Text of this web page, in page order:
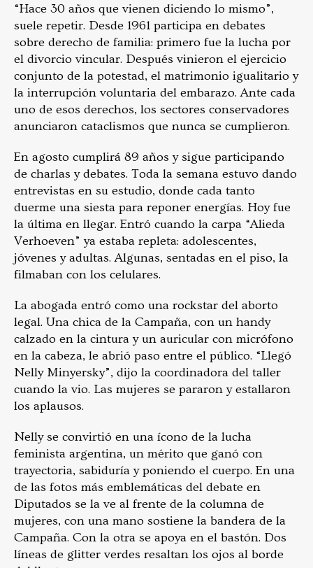
“Hace 30 años que vienen diciendo lo mismo”,
suele repetir. Desde 1961 participa en debates
sobre derecho de familia: primero fue la lucha por
el divorcio vincular. Después vinieron el ejercicio
conjunto de la potestad, el matrimonio igualitario y
la interrupción voluntaria del embarazo. Ante cada
uno de esos derechos, los sectores conservadores
anunciaron cataclismos que nunca se cumplieron.
En agosto cumplirá 89 años y sigue participando
de charlas y debates. Toda la semana estuvo dando
entrevistas en su estudio, donde cada tanto
duerme una siesta para reponer energías. Hoy fue
la última en llegar. Entró cuando la carpa “Alieda
Verhoeven” ya estaba repleta: adolescentes,
jóvenes y adultas. Algunas, sentadas en el piso, la
filmaban con los celulares.
La abogada entró como una rockstar del aborto
legal. Una chica de la Campaña, con un handy
calzado en la cintura y un auricular con micrófono
en la cabeza, le abrió paso entre el público. “Llegó
Nelly Minyersky”, dijo la coordinadora del taller
cuando la vio. Las mujeres se pararon y estallaron
los aplausos.
Nelly se convirtió en una ícono de la lucha
feminista argentina, un mérito que ganó con
trayectoria, sabiduría y poniendo el cuerpo. En una
de las fotos más emblemáticas del debate en
Diputados se la ve al frente de la columna de
mujeres, con una mano sostiene la bandera de la
Campaña. Con la otra se apoya en el bastón. Dos
líneas de glitter verdes resaltan los ojos al borde